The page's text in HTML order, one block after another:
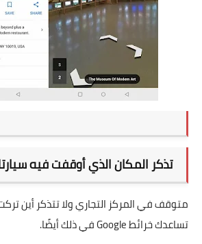
تذكر المكان الذي أوقفت فيه
متوقف في المركز التجاري ولا تتذكر أين
تساعدك خرائط Google في ذلك أيضًا.